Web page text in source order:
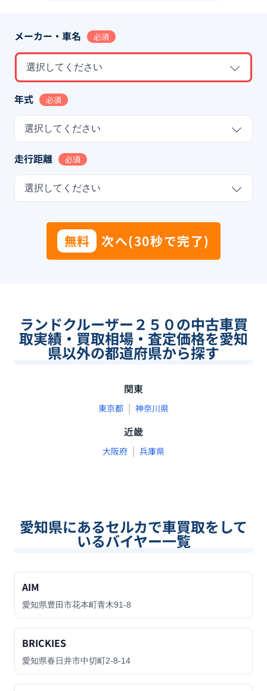
メーカー・車名 必須
選択してください
年式 必須
選択してください
走行距離 必須
選択してください
無料 次へ(30秒で完了)
ランドクルーザー２５０の中古車買
取実績・買取相場・査定価格を愛知
県以外の都道府県から探す
関東
東京都 | 神奈川県
近畿
大阪府 | 兵庫県
愛知県にあるセルカで車買取をして
いるバイヤー一覧
AIM
愛知県豊田市花本町青木91-8
BRICKIES
愛知県春日井市中切町2-8-14